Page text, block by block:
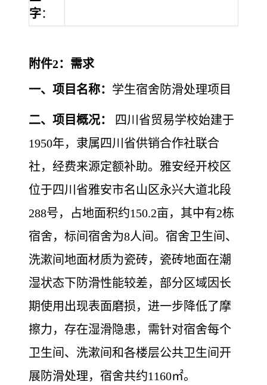
字：
附件2：需求
一、项目名称： 学生宿舍防滑处理项目
二、项目概况：
四川省贸易学校始建于
1950年，隶属四川省供销合作社联合
社，经费来源定额补助。雅安经开校区
位于四川省雅安市名山区永兴大道北段
288号，占地面积约150.2亩，其中有2栋
宿舍，标间宿舍为8人间。宿舍卫生间、
洗漱间地面材质为瓷砖，瓷砖地面在潮
湿状态下防滑性能较差，部分区域因长
期使用出现表面磨损，进一步降低了摩
擦力，存在湿滑隐患，需针对宿舍每个
卫生间、洗漱间和各楼层公共卫生间开
展防滑处理，宿舍共约1160㎡。